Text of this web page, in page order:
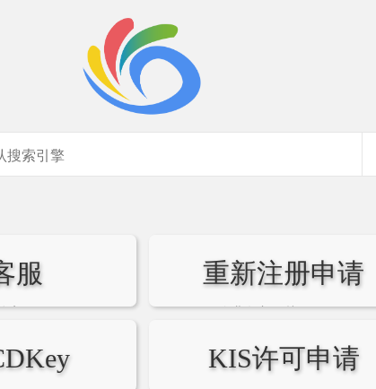
服
客服
重新注册申请
企业名变更/找回CDKey
KIS许可申请